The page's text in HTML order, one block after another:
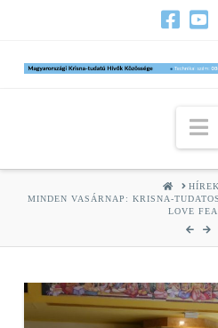
HOMEHÍREK
MINDEN VASÁRNAP: KRISNA-
LOVE